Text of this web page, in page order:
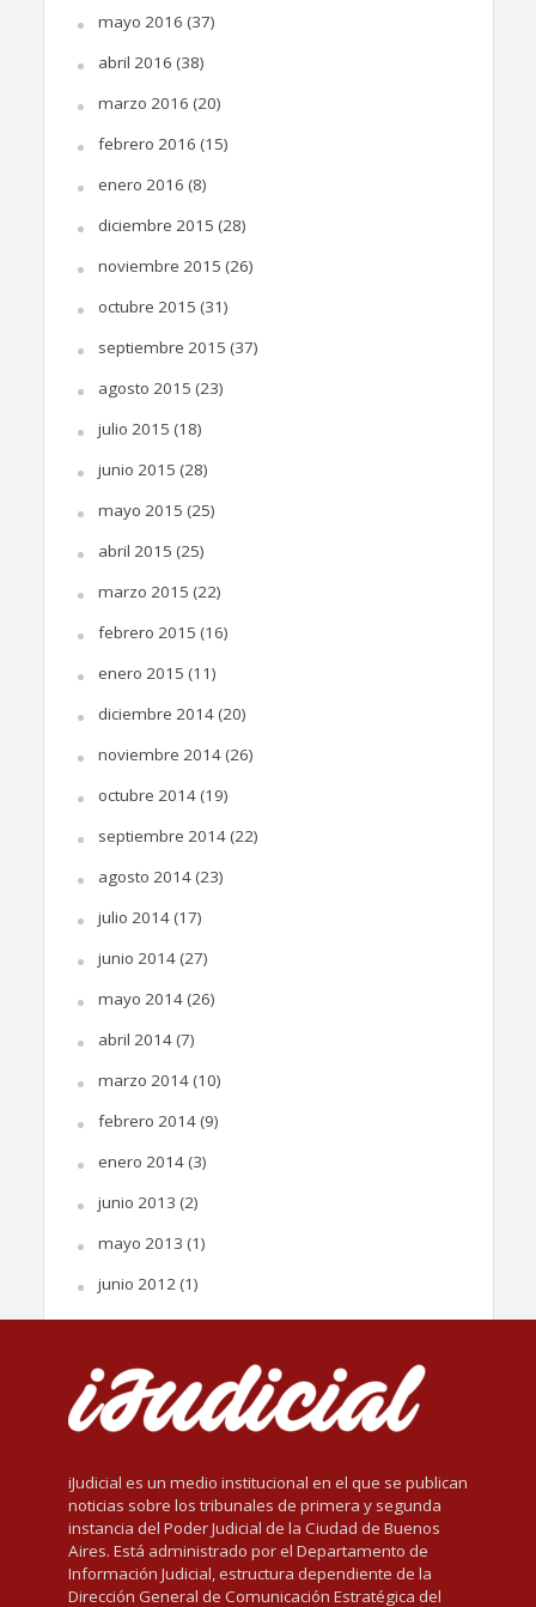
mayo 2016 (37)
abril 2016 (38)
marzo 2016 (20)
febrero 2016 (15)
enero 2016 (8)
diciembre 2015 (28)
noviembre 2015 (26)
octubre 2015 (31)
septiembre 2015 (37)
agosto 2015 (23)
julio 2015 (18)
junio 2015 (28)
mayo 2015 (25)
abril 2015 (25)
marzo 2015 (22)
febrero 2015 (16)
enero 2015 (11)
diciembre 2014(20)
noviembre 2014(26)
octubre 2014(19)
septiembre 2014(22)
agosto 2014(23)
julio 2014(17)
junio 2014(27)
mayo 2014(26)
abril 2014(7)
marzo 2014(10)
febrero 2014(9)
enero 2014(3)
junio 2013 (2)
mayo 2013 (1)
junio 2012(1)
iJudicial es un medio institucional en el que se publican
noticias sobre los tribunales de primera y segunda
instancia del Poder Judicial de la Ciudad de Buenos
Aires. Está administrado por el Departamento de
Información Judicial, estructura dependiente de la
Dirección General de Comunicación Estratégica del